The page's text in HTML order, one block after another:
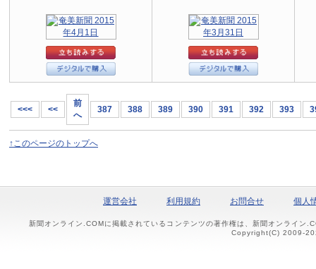
<<< <<
前
へ
387 388 389 390 391 392 393
↑このページのトップへ
運営会社 利用規約 お問合せ 個人
新聞オンライン.COMに掲載されているコンテンツの著作権は、新聞オンライン
Copyright(C) 2009-